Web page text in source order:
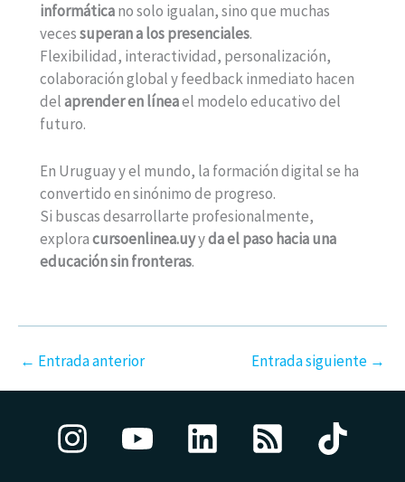
informáticano solo igualan, sino que muchas
vecessuperan a los presenciales.
Flexibilidad, interactividad, personalización,
colaboración global y feedback inmediato hacen
delaprender en líneael modelo educativo del
futuro.
En Uruguay y el mundo, la formación digital se ha
convertido en sinónimo de progreso.
Si buscas desarrollarte profesionalmente,
exploracursoenlinea.uyyda el paso hacia una
educación sin fronteras.
← Entrada anterior Entrada siguiente →